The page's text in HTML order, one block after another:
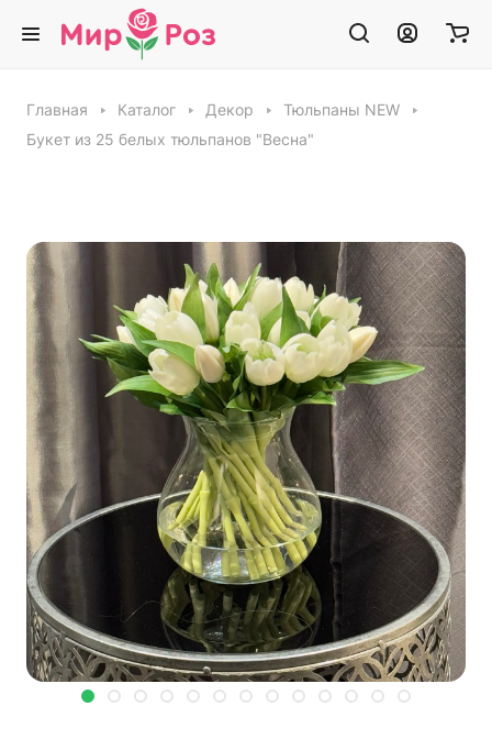
Главная Каталог Декор
Тюльпаны NEW
Букет из 25 белых тюльпанов "Весна"